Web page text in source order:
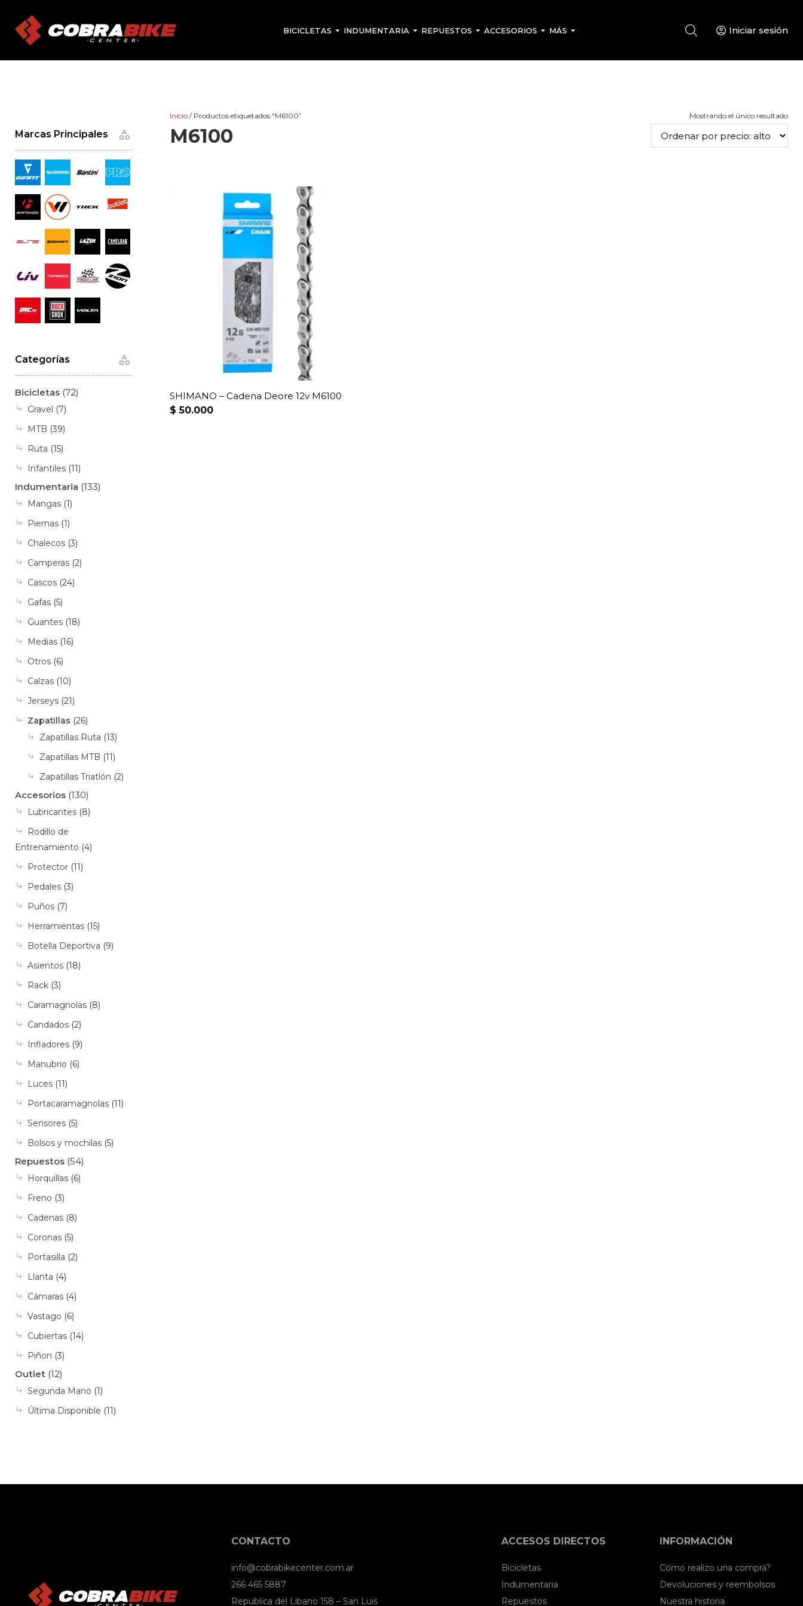
content
BICICLETAS INDUMENTARIA REPUESTOS ACCESORIOS MÁS Iniciar sesión
Inicio/ Productos etiquetados “M6100”
M6100
Mostrando el único resultado
SHIMANO – Cadena Deore 12v M6100
$ 50.000
Marcas Principales
Categorías
Bicicletas (72)
Gravel (7)
MTB (39)
Ruta (15)
Infantiles (11)
Indumentaria (133)
Mangas (1)
Piernas (1)
Chalecos (3)
Camperas (2)
Cascos (24)
Gafas (5)
Guantes (18)
Medias (16)
Otros (6)
Calzas (10)
Jerseys (21)
Zapatillas (26)
Zapatillas Ruta (13)
Zapatillas MTB (11)
Zapatillas Triatlón (2)
Accesorios (130)
Lubricantes (8)
Rodillo de
Entrenamiento (4)
Protector (11)
Pedales (3)
Puños (7)
Herramientas (15)
Botella Deportiva (9)
Asientos (18)
Rack (3)
Caramagnolas (8)
Candados (2)
Infladores (9)
Manubrio (6)
Luces (11)
Portacaramagnolas (11)
Sensores (5)
Bolsos y mochilas (5)
Repuestos (54)
Horquillas (6)
Freno (3)
Cadenas (8)
Coronas (5)
Portasilla (2)
Llanta (4)
Cámaras (4)
Vastago (6)
Cubiertas (14)
Piñon (3)
Outlet (12)
Segunda Mano (1)
Última Disponible (11)
CONTACTO
info@cobrabikecenter.com.ar
266 465 5887
Republica del Libano 158 – San Luis
ACCESOS DIRECTOS
Bicicletas
Indumentaria
Repuestos
INFORMACIÓN
Cómo realizo una compra?
Devoluciones y reembolsos
Nuestra historia